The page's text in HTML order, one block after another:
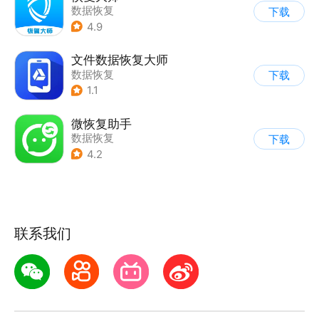
数据恢复
4.9
下载
文件数据恢复大师
数据恢复
1.1
下载
微恢复助手
数据恢复
4.2
下载
联系我们